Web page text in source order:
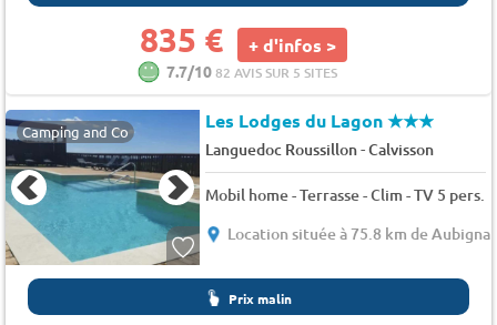
835 € + d'infos >
7.7/1082 AVIS SUR 5 SITES
Camping and Co Les Lodges du Lagon★★★
Languedoc Roussillon-Calvisson
Mobil home - Terrasse - Clim - TV 5 pers.
Location située à 75.8 km de
Prix malin